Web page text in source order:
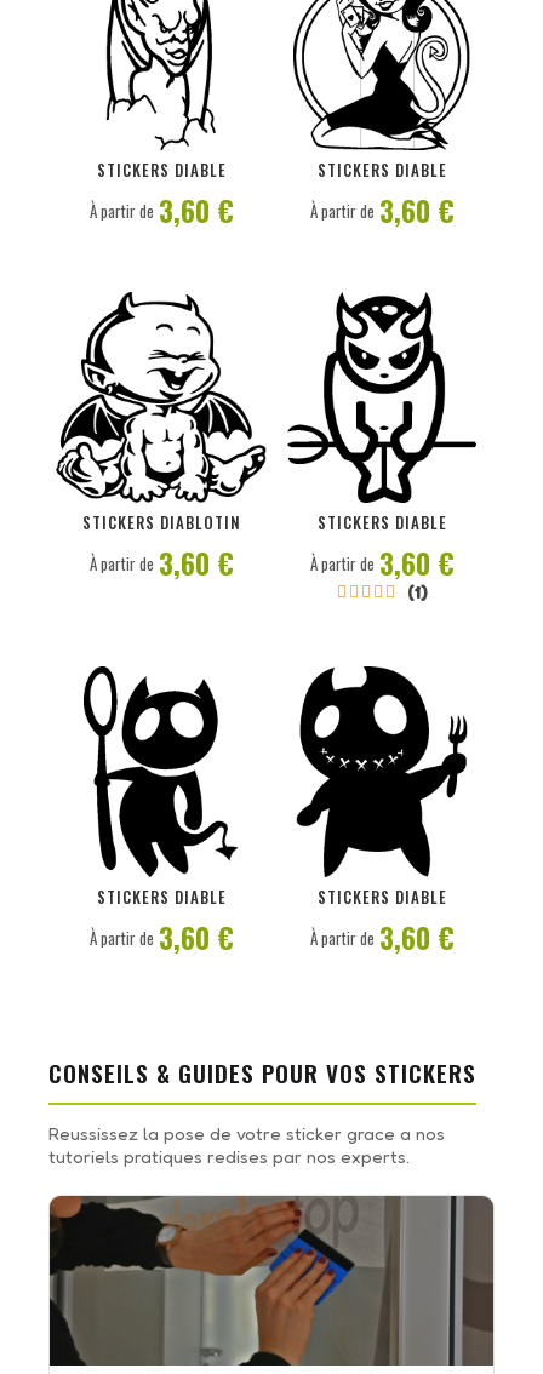
STICKERS DIABLE
PERSONNALISER
À partir de 3,60 €
STICKERS DIABLE
PERSONNALISER
À partir de 3,60 €
STICKERS DIABLOTIN
PERSONNALISER
À partir de 3,60 €
STICKERS DIABLE
     (1)
PERSONNALISER
À partir de 3,60 €
STICKERS DIABLE
PERSONNALISER
À partir de 3,60 €
STICKERS DIABLE
PERSONNALISER
À partir de 3,60 €
CONSEILS & GUIDES POUR VOS STICKERS
Reussissez la pose de votre sticker grace a nos
tutoriels pratiques redises par nos experts.